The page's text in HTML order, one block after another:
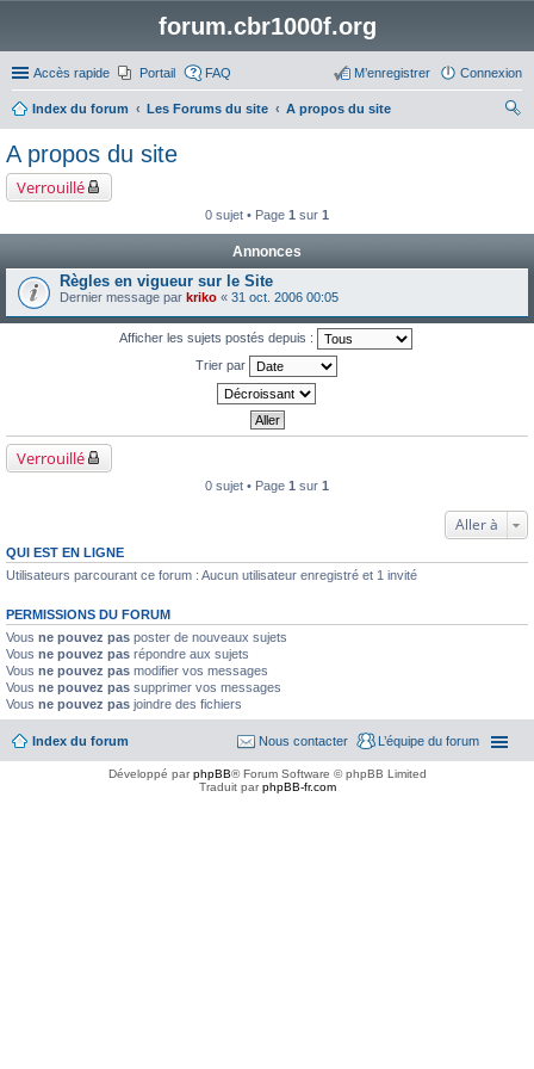
forum.cbr1000f.org
Accès rapide Portail FAQ Connexion
M’enregistrer
Index du forum Les Forums du site
A propos du site
A propos du site
Verrouillé
0 sujet • Page 1 sur 1
Annonces
Règles en vigueur sur le Site
Dernier message par kriko « 31 oct. 2006 00:05
Afficher les sujets postés depuis :
Trier par
Verrouillé
0 sujet • Page 1 sur 1
Aller à
QUI EST EN LIGNE
Utilisateurs parcourant ce forum : Aucun utilisateur enregistré et 1 invité
PERMISSIONS DU FORUM
Vous ne pouvez pas poster de nouveaux sujets
Vous ne pouvez pas répondre aux sujets
Vous ne pouvez pas modifier vos messages
Vous ne pouvez pas supprimer vos messages
Vous ne pouvez pas joindre des fichiers
Index du forum L’équipe du forum
Nous contacter
Développé parphpBB® Forum Software © phpBB Limited
Traduit parphpBB-fr.com